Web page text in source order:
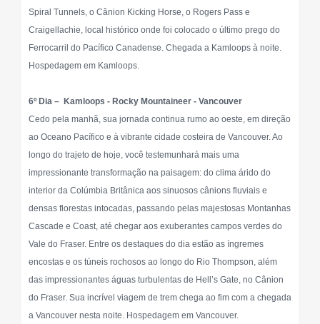
Spiral Tunnels, o Cânion Kicking Horse, o Rogers Pass e
Craigellachie, local histórico onde foi colocado o último prego do
Ferrocarril do Pacífico Canadense. Chegada a Kamloops à noite.
Hospedagem em Kamloops.
6º Dia – Kamloops - Rocky Mountaineer - Vancouver
Cedo pela manhã, sua jornada continua rumo ao oeste, em direção
ao Oceano Pacífico e à vibrante cidade costeira de Vancouver. Ao
longo do trajeto de hoje, você testemunhará mais uma
impressionante transformação na paisagem: do clima árido do
interior da Colúmbia Britânica aos sinuosos cânions fluviais e
densas florestas intocadas, passando pelas majestosas Montanhas
Cascade e Coast, até chegar aos exuberantes campos verdes do
Vale do Fraser. Entre os destaques do dia estão as íngremes
encostas e os túneis rochosos ao longo do Rio Thompson, além
das impressionantes águas turbulentas de Hell’s Gate, no Cânion
do Fraser. Sua incrível viagem de trem chega ao fim com a chegada
a Vancouver nesta noite. Hospedagem em Vancouver.